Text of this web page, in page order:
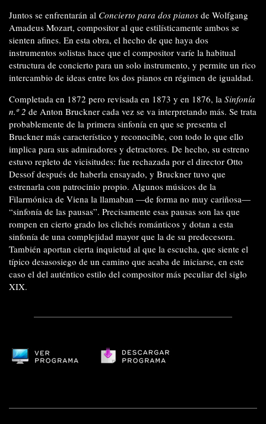
Juntos se enfrentarán al Concierto para dos pianos de Wolfgang
Amadeus Mozart, compositor al que estilísticamente ambos se
sienten afines. En esta obra, el hecho de que haya dos
instrumentos solistas hace que el compositor varíe la habitual
estructura de concierto para un solo instrumento, y permite un rico
intercambio de ideas entre los dos pianos en régimen de igualdad.
Completada en 1872 pero revisada en 1873 y en 1876, la Sinfonía
n.º 2 de Anton Bruckner cada vez se va interpretando más. Se trata
probablemente de la primera sinfonía en que se presenta el
Bruckner más característico y reconocible, con todo lo que ello
implica para sus admiradores y detractores. De hecho, su estreno
estuvo repleto de vicisitudes: fue rechazada por el director Otto
Dessof después de haberla ensayado, y Bruckner tuvo que
estrenarla con patrocinio propio. Algunos músicos de la
Filarmónica de Viena la llamaban —de forma no muy cariñosa—
“sinfonía de las pausas”. Precisamente esas pausas son las que
rompen en cierto grado los clichés románticos y dotan a esta
sinfonía de una complejidad mayor que la de su predecesora.
También aportan cierta inquietud al que la escucha, que siente el
típico desasosiego de un camino que acaba de iniciarse, en este
caso el del auténtico estilo del compositor más peculiar del siglo
XIX.